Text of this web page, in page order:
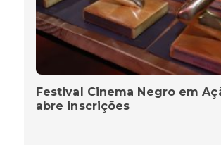
Festival Cinema Negro em
abre inscrições